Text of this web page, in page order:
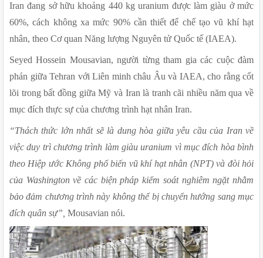
Iran đang sở hữu khoảng 440 kg uranium được làm giàu ở mức
60%, cách không xa mức 90% cần thiết để chế tạo vũ khí hạt
nhân, theo Cơ quan Năng lượng Nguyên tử Quốc tế (IAEA).
Seyed Hossein Mousavian, người từng tham gia các cuộc đàm
phán giữa Tehran với Liên minh châu Âu và IAEA, cho rằng cốt
lõi trong bất đồng giữa Mỹ và Iran là tranh cãi nhiều năm qua về
mục đích thực sự của chương trình hạt nhân Iran.
“Thách thức lớn nhất sẽ là dung hòa giữa yêu cầu của Iran về
việc duy trì chương trình làm giàu uranium vì mục đích hòa bình
theo Hiệp ước Không phổ biến vũ khí hạt nhân (NPT) và đòi hỏi
của Washington về các biện pháp kiểm soát nghiêm ngặt nhằm
bảo đảm chương trình này không thể bị chuyển hướng sang mục
đích quân sự”, Mousavian nói.